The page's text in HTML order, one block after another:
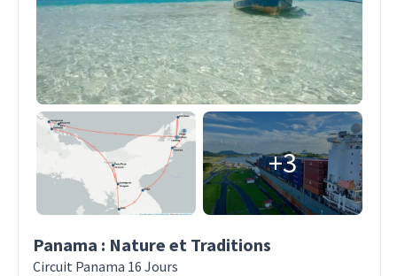
+3
Panama : Nature et Traditions
Circuit Panama 16 Jours